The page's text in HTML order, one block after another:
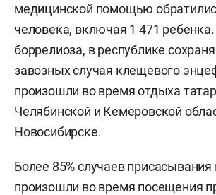
медицинской помощью
человека, включая 1 471
боррелиоза, в республике
завозных случая клещевого
произошли во время отдыха
Челябинской и Кемеровской
Новосибирске.
Более 85% случаев
произошли во время посещения